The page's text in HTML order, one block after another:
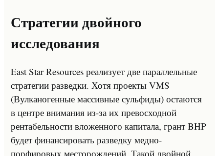
Стратегии двойного
исследования
East Star Resources реализует две параллельные
стратегии разведки. Хотя проекты VMS
(Вулканогенные массивные сульфиды) остаются
в центре внимания из-за их превосходной
рентабельности вложенного капитала, грант BHP
будет финансировать разведку медно-
порфировых месторождений. Такой двойной